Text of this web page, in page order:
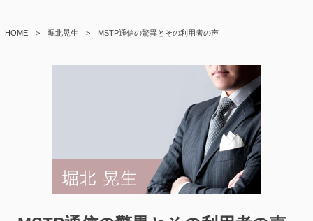
HOME > 堀北晃生 > MSTP通信の驚異とその利用者の声